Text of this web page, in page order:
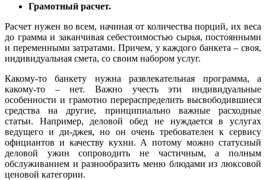
Грамотный расчет.
Расчет нужен во всем, начиная от количества порций, их веса
до грамма и заканчивая себестоимостью сырья, постоянными
и переменными затратами. Причем, у каждого банкета – своя,
индивидуальная смета, со своим набором услуг.
Какому-то банкету нужна развлекательная программа, а
какому-то – нет. Важно учесть эти индивидуальные
особенности и грамотно перераспределить высвободившиеся
средства на другие, принципиально важные расходные
статьи. Например, деловой обед не нуждается в услугах
ведущего и ди-джея, но он очень требователен к сервису
официантов и качеству кухни. А потому можно статусный
деловой ужин сопроводить не частичным, а полным
обслуживанием и разнообразить меню блюдами из люксовой
ценовой категории.